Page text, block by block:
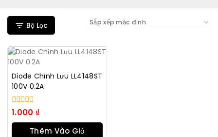
Bộ Lọc
Diode Chỉnh Lưu LL4148ST
100V 0.2A
0
trong
số
1.000 ₫
Thêm Vào Giỏ